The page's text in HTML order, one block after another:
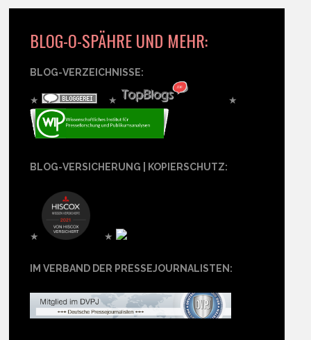
BLOG-O-SPÄHRE UND MEHR:
BLOG-VERZEICHNISSE:
★ ★ ★
BLOG-VERSICHERUNG | KOPIERSCHUTZ:
★ ★
IM VERBAND DER PRESSEJOURNALISTEN: